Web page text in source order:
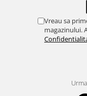
Vreau sa
magazinului.